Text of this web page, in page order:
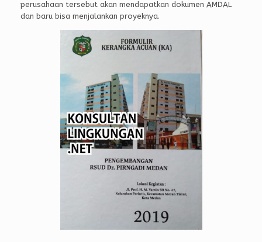
perusahaan tersebut akan mendapatkan dokumen AMDAL
dan baru bisa menjalankan proyeknya.